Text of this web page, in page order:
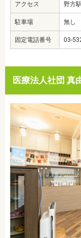
アクセス 野方
駐車場 無し
固定電話番号 03-
医療法人社団 真